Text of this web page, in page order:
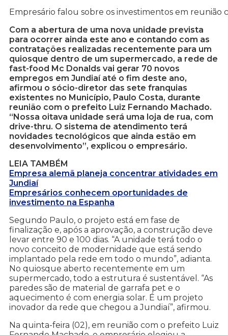
Empresário falou sobre os investimentos em
Com a abertura de uma nova unidade prevista
para ocorrer ainda este ano e contando com as
contratações realizadas recentemente para um
quiosque dentro de um supermercado, a rede de
fast-food Mc Donalds vai gerar 70 novos
empregos em Jundiaí até o fim deste ano,
afirmou o sócio-diretor das sete franquias
existentes no Município, Paulo Costa, durante
reunião com o prefeito Luiz Fernando Machado.
“Nossa oitava unidade será uma loja de rua, com
drive-thru. O sistema de atendimento terá
novidades tecnológicos que ainda estão em
desenvolvimento”, explicou o empresário.
LEIA TAMBÉM
Empresa alemã planeja concentrar atividades em
Jundiaí
Empresários conhecem oportunidades de
investimento na Espanha
Segundo Paulo, o projeto está em fase de
finalização e, após a aprovação, a construção deve
levar entre 90 e 100 dias. “A unidade terá todo o
novo conceito de modernidade que está sendo
implantado pela rede em todo o mundo”, adianta.
No quiosque aberto recentemente em um
supermercado, todo a estrutura é sustentável. “As
paredes são de material de garrafa pet e o
aquecimento é com energia solar. É um projeto
inovador da rede que chegou a Jundiaí”, afirmou.
Na quinta-feira (02), em reunião com o prefeito Luiz